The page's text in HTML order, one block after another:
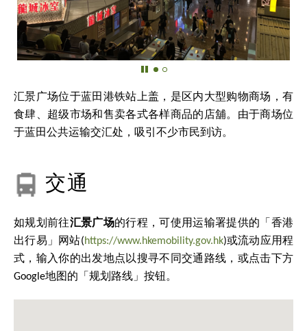
汇景广场位于蓝田港铁站上盖，是区内大型购物商场，有
食肆、超级市场和售卖各式各样商品的店舖。由于商场位
于蓝田公共运输交汇处，吸引不少市民到访。
交通
如规划前往汇景广场的行程，可使用运输署提供的「香港
出行易」网站(https://www.hkemobility.gov.hk)或流动应用程
式，输入你的出发地点以搜寻不同交通路线，或点击下方
Google地图的「规划路线」按钮。